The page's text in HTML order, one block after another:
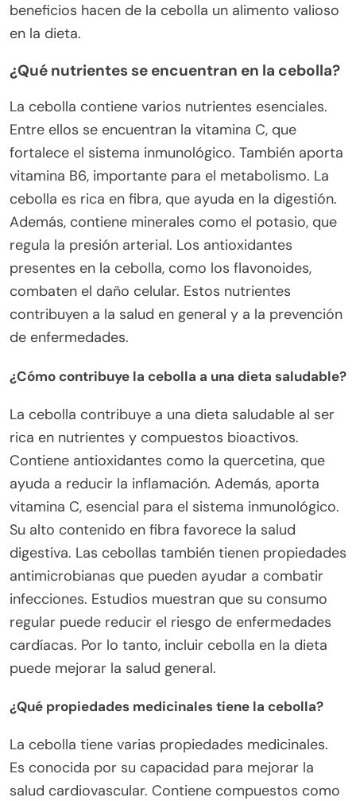
beneficios hacen de la cebolla un alimento valioso
en la dieta.
¿Qué nutrientes se encuentran en la cebolla?
La cebolla contiene varios nutrientes esenciales.
Entre ellos se encuentran la vitamina C, que
fortalece el sistema inmunológico. También aporta
vitamina B6, importante para el metabolismo. La
cebolla es rica en fibra, que ayuda en la digestión.
Además, contiene minerales como el potasio, que
regula la presión arterial. Los antioxidantes
presentes en la cebolla, como los flavonoides,
combaten el daño celular. Estos nutrientes
contribuyen a la salud en general y a la prevención
de enfermedades.
¿Cómo contribuye la cebolla a una dieta saludable?
La cebolla contribuye a una dieta saludable al ser
rica en nutrientes y compuestos bioactivos.
Contiene antioxidantes como la quercetina, que
ayuda a reducir la inflamación. Además, aporta
vitamina C, esencial para el sistema inmunológico.
Su alto contenido en fibra favorece la salud
digestiva. Las cebollas también tienen propiedades
antimicrobianas que pueden ayudar a combatir
infecciones. Estudios muestran que su consumo
regular puede reducir el riesgo de enfermedades
cardíacas. Por lo tanto, incluir cebolla en la dieta
puede mejorar la salud general.
¿Qué propiedades medicinales tiene la cebolla?
La cebolla tiene varias propiedades medicinales.
Es conocida por su capacidad para mejorar la
salud cardiovascular. Contiene compuestos como